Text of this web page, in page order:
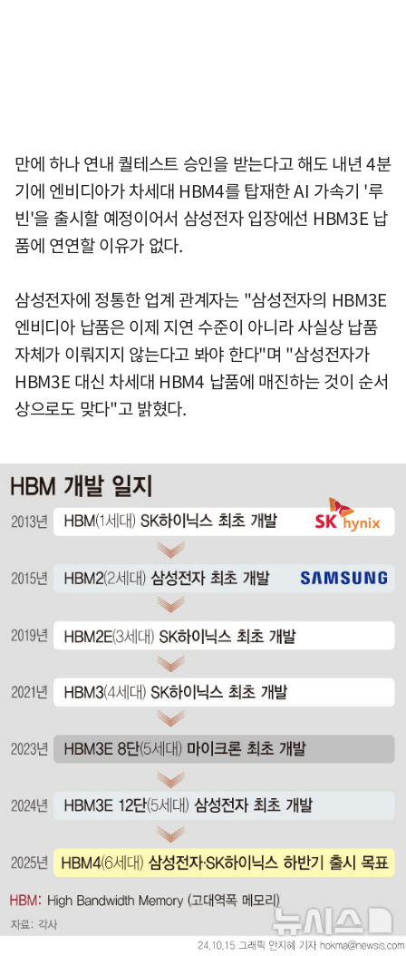
만에 하나 연내 퀄테스트 승인을 받는다고 해도 내년 4분
기에 엔비디아가 차세대 HBM4를 탑재한 AI 가속기 '루
빈'을 출시할 예정이어서 삼성전자 입장에선 HBM3E 납
품에 연연할 이유가 없다.
삼성전자에 정통한 업계 관계자는 "삼성전자의 HBM3E
엔비디아 납품은 이제 지연 수준이 아니라 사실상 납품
자체가 이뤄지지 않는다고 봐야 한다"며 "삼성전자가
HBM3E 대신 차세대 HBM4 납품에 매진하는 것이 순서
상으로도 맞다"고 밝혔다.